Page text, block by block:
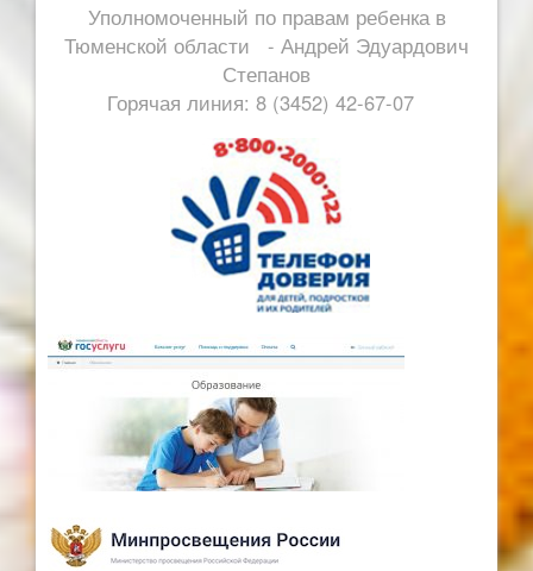
Уполномоченный по правам ребенка в
Тюменской области - Андрей Эдуардович
Степанов
Горячая линия: 8 (3452) 42-67-07